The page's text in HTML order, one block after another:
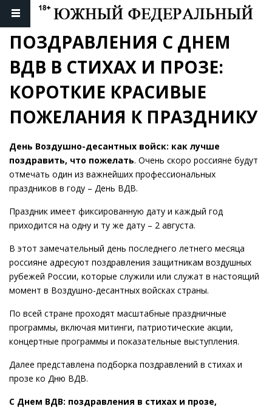
ПОЗДРАВЛЕНИЯ С ДНЕМ
ВДВ В СТИХАХ И ПРОЗЕ:
КОРОТКИЕ КРАСИВЫЕ
ПОЖЕЛАНИЯ К ПРАЗДНИКУ
День Воздушно-десантных войск: как лучше
поздравить, что пожелать. Очень скоро россияне будут
отмечать один из важнейших профессиональных
праздников в году – День ВДВ.
Праздник имеет фиксированную дату и каждый год
приходится на одну и ту же дату – 2 августа.
В этот замечательный день последнего летнего месяца
россияне адресуют поздравления защитникам воздушных
рубежей России, которые служили или служат в настоящий
момент в Воздушно-десантных войсках страны.
По всей стране проходят масштабные праздничные
программы, включая митинги, патриотические акции,
концертные программы и показательные выступления.
Далее представлена подборка поздравлений в стихах и
прозе ко Дню ВДВ.
С Днем ВДВ: поздравления в стихах и прозе,